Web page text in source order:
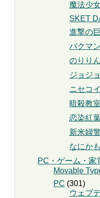
魔法少
SKET
進撃の
バクマン
のりりん
ジョジ
ニセコイ
暗殺教室
恋染紅
新米婦
なにか
PC・ゲーム・家
Movable
PC (301)
ウェブ